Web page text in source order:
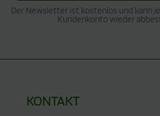
Der Newsletter ist kostenlos und kann
Kundenkonto wieder
KONTAKT